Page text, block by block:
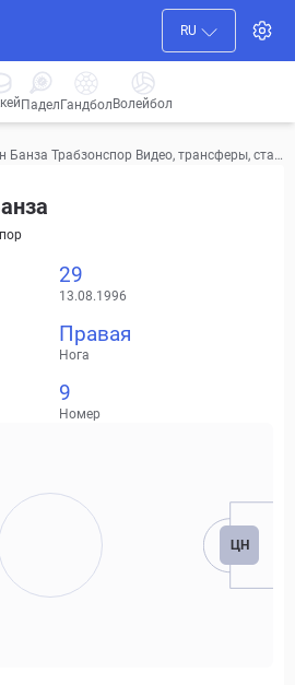
RU
ПаделГандбол Волейбол
Банза Трабзонспор Видео, трансферы, стат
29
13.08.1996
Правая
Нога
9
Номер
ЦН